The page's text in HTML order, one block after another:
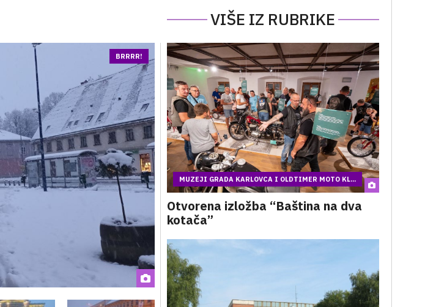
VIŠE IZ RUBRIKE
BRRRR!
MUZEJI GRADA KARLOVCA I OLDTIMER MOTO KL...
Otvorena izložba “Baština na dva
kotača”